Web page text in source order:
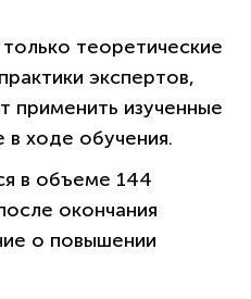
теоретические
экспертов,
применить изученные
в ходе обучения.
в объеме 144
окончания
о повышении